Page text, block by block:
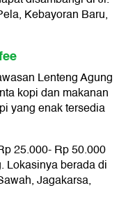
Kebayoran Baru,
Lenteng Agung
kopi dan makanan
yang enak tersedia
25.000- Rp 50.000
Lokasinya berada di
Jagakarsa,